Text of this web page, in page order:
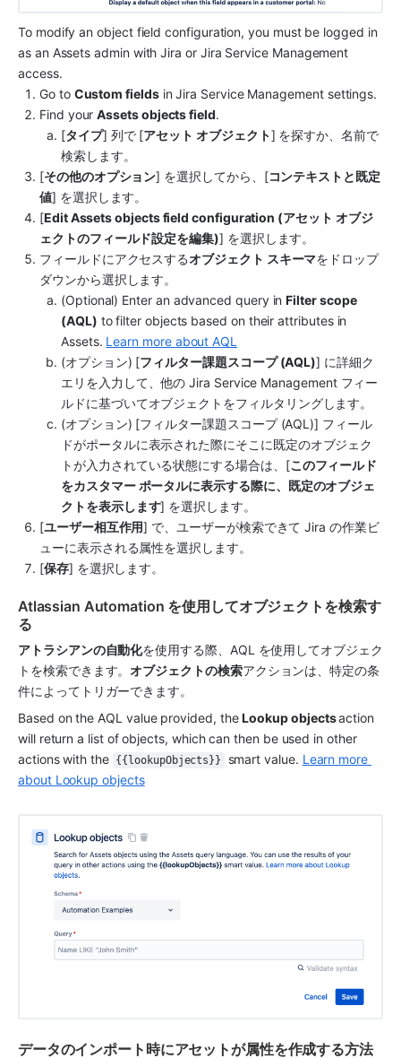
To modify an object field configuration, you must be logged in
as an Assets admin with Jira or Jira Service Management
access.
Go to Custom fields in Jira Service Management settings.
Find your Assets objects field.
[タイプ] 列で [アセット オブジェクト] を探すか、名前で
検索します。
[その他のオプション] を選択してから、[コンテキストと既定
値] を選択します。
[Edit Assets objects field configuration (アセット オブジ
ェクトのフィールド設定を編集)] を選択します。
フィールドにアクセスするオブジェクト スキーマをドロップ
ダウンから選択します。
(Optional) Enter an advanced query in Filter scope
(AQL) to filter objects based on their attributes in
Assets. Learn more about AQL
(オプション) [フィルター課題スコープ (AQL)] に詳細ク
エリを入力して、他の Jira Service Management フィー
ルドに基づいてオブジェクトをフィルタリングします。
(オプション) [フィルター課題スコープ (AQL)] フィール
ドがポータルに表示された際にそこに既定のオブジェク
トが入力されている状態にする場合は、[このフィールド
をカスタマー ポータルに表示する際に、既定のオブジェ
クトを表示します] を選択します。
[ユーザー相互作用] で、ユーザーが検索できて Jira の作業ビ
ューに表示される属性を選択します。
[保存] を選択します。
Atlassian Automation を使用してオブジェクトを検索す
る
アトラシアンの自動化を使用する際、AQL を使用してオブジェク
トを検索できます。オブジェクトの検索アクションは、特定の条
件によってトリガーできます。
Based on the AQL value provided, the Lookup objects action
will return a list of objects, which can then be used in other
actions with the {{lookupObjects}} smart value. Learn more
about Lookup objects
データのインポート時にアセットが属性を作成する方法